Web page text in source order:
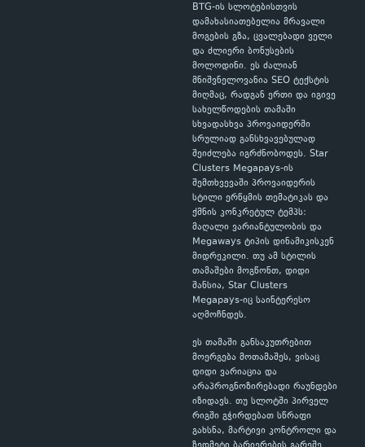
BTG-ის სლოტებისთვის
დამახასიათებელია მრავალი
მოგების გზა, ცვალებადი ველი
და ძლიერი ბონუსების
მოლოდინი. ეს ძალიან
მნიშვნელოვანია SEO ტექსტის
მიღმაც, რადგან ერთი და იგივე
სახელწოდების თამაში
სხვადასხვა პროვაიდერში
სრულიად განსხვავებულად
შეიძლება იგრძნობოდეს. Star
Clusters Megapays-ის
შემთხვევაში პროვაიდერის
სტილი ერწყმის თემატიკას და
ქმნის კონკრეტულ ტემპს:
მაღალი ვარიანტულობის და
Megaways ტიპის დინამიკისკენ
მიდრეკილი. თუ ამ სტილის
თამაშები მოგწონთ, დიდი
შანსია, Star Clusters
Megapays-იც საინტერესო
აღმოჩნდეს.
ეს თამაში განსაკუთრებით
მოერგება მოთამაშეს, ვისაც
დიდი ვარიაცია და
არაპროგნოზირებადი რაუნდები
იზიდავს. თუ სლოტში პირველ
რიგში გჭირდებათ სწრაფი
გახსნა, მარტივი კონტროლი და